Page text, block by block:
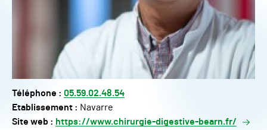
Téléphone : 05.59.02.48.54
Etablissement : Navarre
Site web : https://www.chirurgie-digestive-bearn.fr/